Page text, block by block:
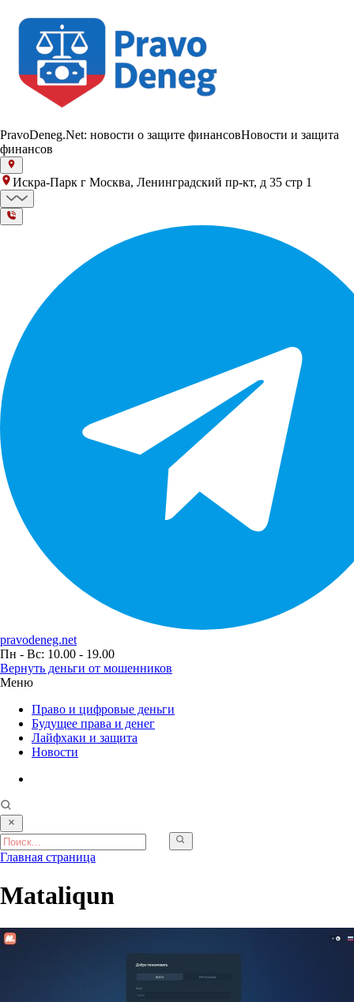
PravoDeneg.Net: новости о защите финансовНовости и защита
финансов
Искра-Парк г Москва, Ленинградский пр-кт, д 35 стр 1
pravodeneg.net
Пн - Вс: 10.00 - 19.00
Вернуть деньги от мошенников
Меню
Право и цифровые деньги
Будущее права и денег
Лайфхаки и защита
Новости
Главная страница
Mataliqun